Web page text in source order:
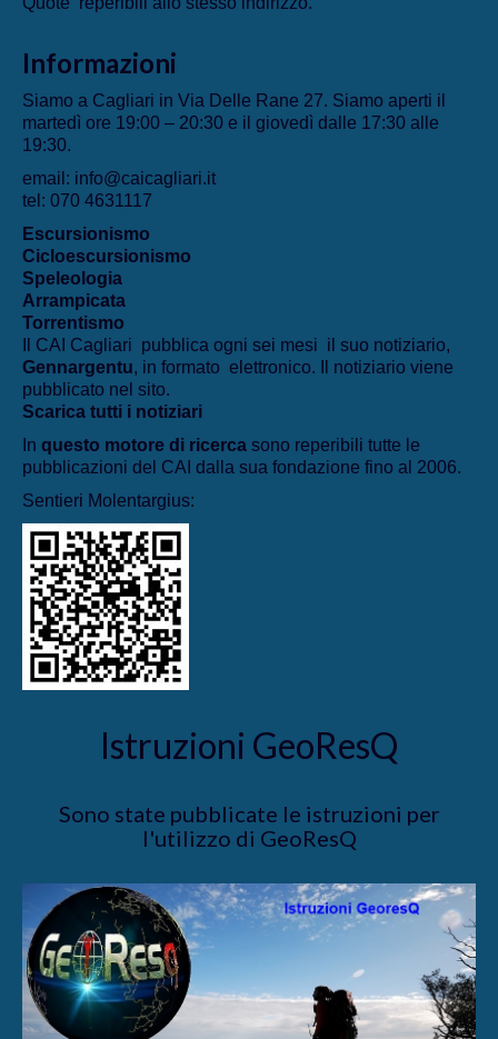
Informazioni
Siamo a Cagliari in Via Delle Rane 27. Siamo aperti il
martedì ore 19:00 – 20:30 e il giovedì dalle 17:30 alle
19:30.
email: info@caicagliari.it
tel: 070 4631117
Escursionismo
Cicloescursionismo
Speleologia
Arrampicata
Torrentismo
Il CAI Cagliari pubblica ogni sei mesi il suo notiziario,
Gennargentu, in formato elettronico. Il notiziario viene
pubblicato nel sito.
Scarica tutti i notiziari
In questo motore di ricerca sono reperibili tutte le
pubblicazioni del CAI dalla sua fondazione fino al 2006.
Sentieri Molentargius:
Istruzioni GeoResQ
Sono state pubblicate le istruzioni per
l'utilizzo di GeoResQ